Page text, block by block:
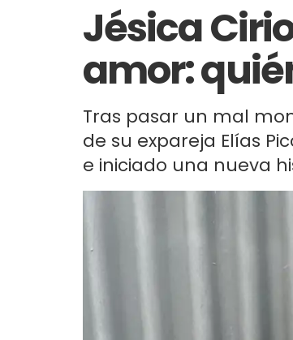
Jésica
amor:
Tras pasar un mal
de su expareja Elías
e iniciado una nueva